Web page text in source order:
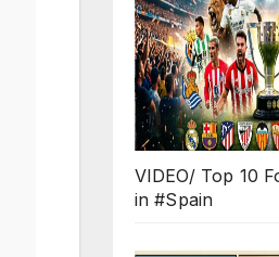
VIDEO/ Top 10
in #Spain